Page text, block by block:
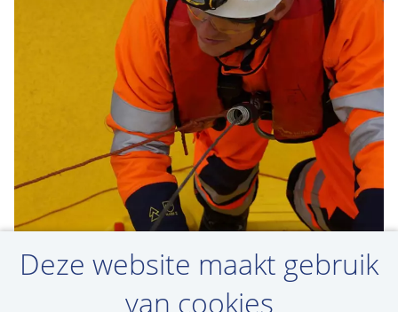
Deze website maakt gebruik
van cookies
Stay up-to-date and